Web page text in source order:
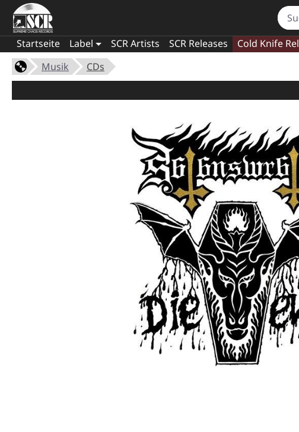
Startseite Label SCR Artists SCR Releases Cold Knife
Musik
CDs